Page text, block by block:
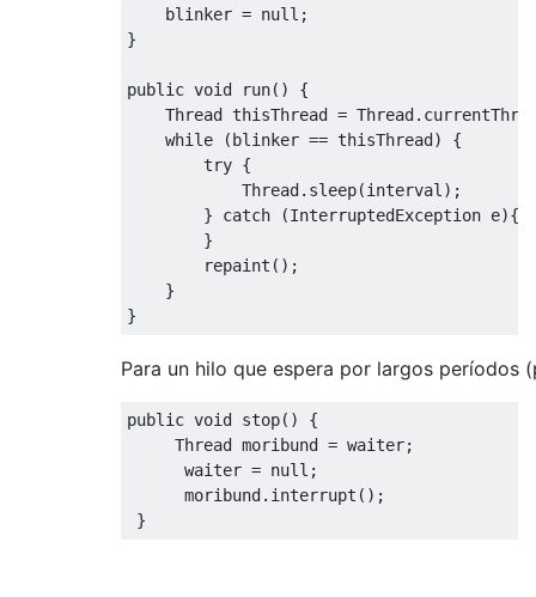
    blinker
= null ;
}
public void run()
{
Thread thisThread = Thread.
while
(blinker == thisThread)
{
try {
Thread. sleep(interval );
}
catch (InterruptedException e){
}
        repaint
();
}
}
Para un hilo que espera por largos períodos
public void stop()
{
Thread moribund = waiter;
      waiter
= null ;
      moribund
. interrupt ();
}